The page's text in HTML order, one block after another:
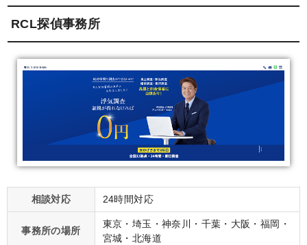
RCL探偵事務所
相談対応 24時間対応
事務所の場所
東京・埼玉・神奈川・千葉・大阪・福岡・
宮城・北海道